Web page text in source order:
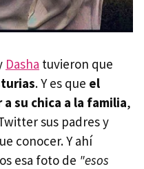
Dasha tuvieron que
. Y es que el
su chica a la familia,
sus padres y
conocer. Y ahí
esa foto de "esos